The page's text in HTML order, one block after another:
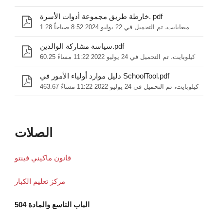
خارطة طريق مجموعة أدوات الأسرة. pdf
1.28 ميغابايت، تم التحميل في 22 يوليو 2024 8:52 صباحاً
سياسة مشاركة الوالدين.pdf
60.25 كيلوبايت، تم التحميل في 24 يوليو 2022 11:22 مساءً
دليل موارد أولياء الأمور في SchoolTool.pdf
463.67 كيلوبايت، تم التحميل في 24 يوليو 2022 11:22 مساءً
الصلات
قانون ماكيني فينتو
مركز تعليم الكبار
الباب التاسع والمادة 504